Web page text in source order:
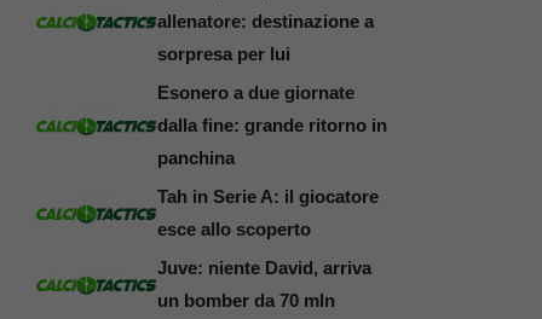
allenatore: destinazione a
sorpresa per lui
Esonero a due giornate
dalla fine: grande ritorno in
panchina
Tah in Serie A: il giocatore
esce allo scoperto
Juve: niente David, arriva
un bomber da 70 mln